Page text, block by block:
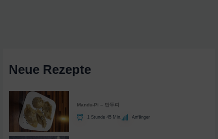
Neue Rezepte
Mandu-Pi – 만두피
1 Stunde 45 Min. Anfänger